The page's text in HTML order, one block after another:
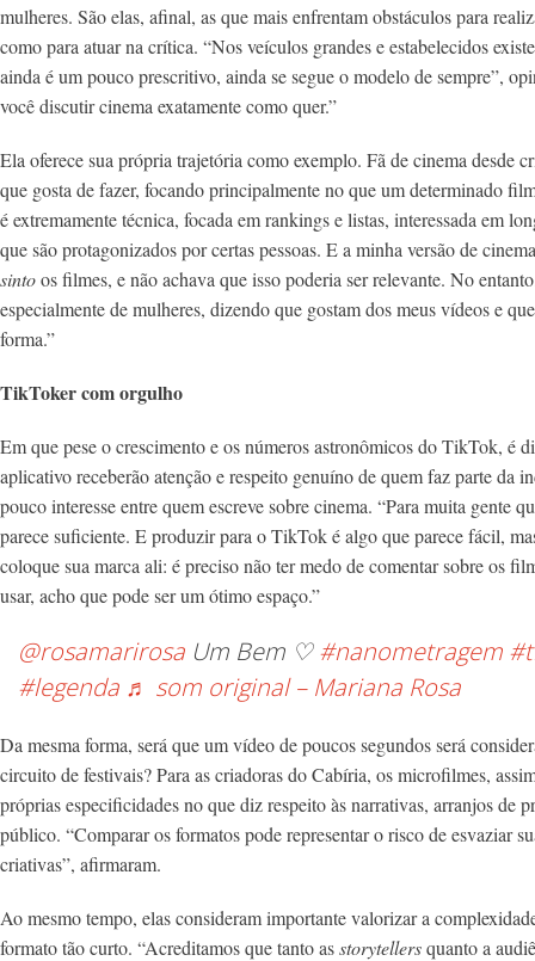
mulheres. São elas, afinal, as que mais enfrentam obstáculos para
como para atuar na crítica. “Nos veículos grandes e estabelecidos
ainda é um pouco prescritivo, ainda se segue o modelo de sempre”,
você discutir cinema exatamente como quer.”
Ela oferece sua própria trajetória como exemplo. Fã de cinema desde
que gosta de fazer, focando principalmente no que um determinado
é extremamente técnica, focada em rankings e listas, interessada em
que são protagonizados por certas pessoas. E a minha versão de
sintoos filmes, e não achava que isso poderia ser relevante. No
especialmente de mulheres, dizendo que gostam dos meus vídeos e
forma.”
TikToker com orgulho
Em que pese o crescimento e os números astronômicos do TikTok, é
aplicativo receberão atenção e respeito genuíno de quem faz parte da
pouco interesse entre quem escreve sobre cinema. “Para muita gente
parece suficiente. E produzir para o TikTok é algo que parece fácil,
coloque sua marca ali: é preciso não ter medo de comentar sobre os
usar, acho que pode ser um ótimo espaço.”
@rosamarirosa Um Bem ♡#nanometragem
#legenda ♬ som original – Mariana Rosa
Da mesma forma, será que um vídeo de poucos segundos será
circuito de festivais? Para as criadoras do Cabíria, os microfilmes,
próprias especificidades no que diz respeito às narrativas, arranjos de
público. “Comparar os formatos pode representar o risco de esvaziar
criativas”, afirmaram.
Ao mesmo tempo, elas consideram importante valorizar a
formato tão curto. “Acreditamos que tanto asstorytellersquanto a